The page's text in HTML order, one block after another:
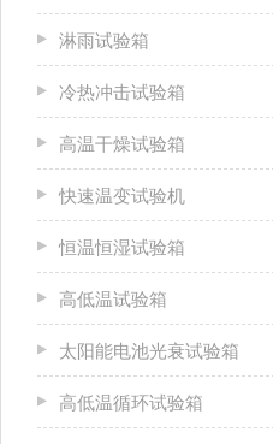
淋雨试验箱
冷热冲击试验箱
高温干燥试验箱
快速温变试验机
恒温恒湿试验箱
高低温试验箱
太阳能电池光衰试验箱
高低温循环试验箱